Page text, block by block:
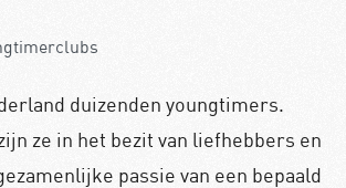
duizenden youngtimers.
ze in het bezit van liefhebbers en
passie van een bepaald